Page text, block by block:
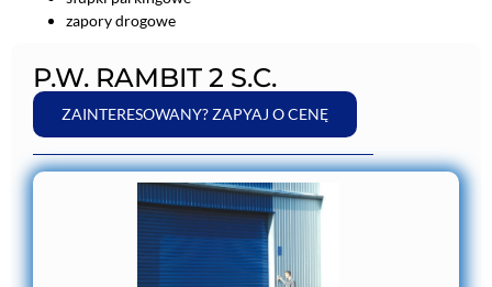
P.W. RAMBIT 2 S.C.
ZAINTERESOWANY? ZAPYAJ O CENĘ
zapory drogowe